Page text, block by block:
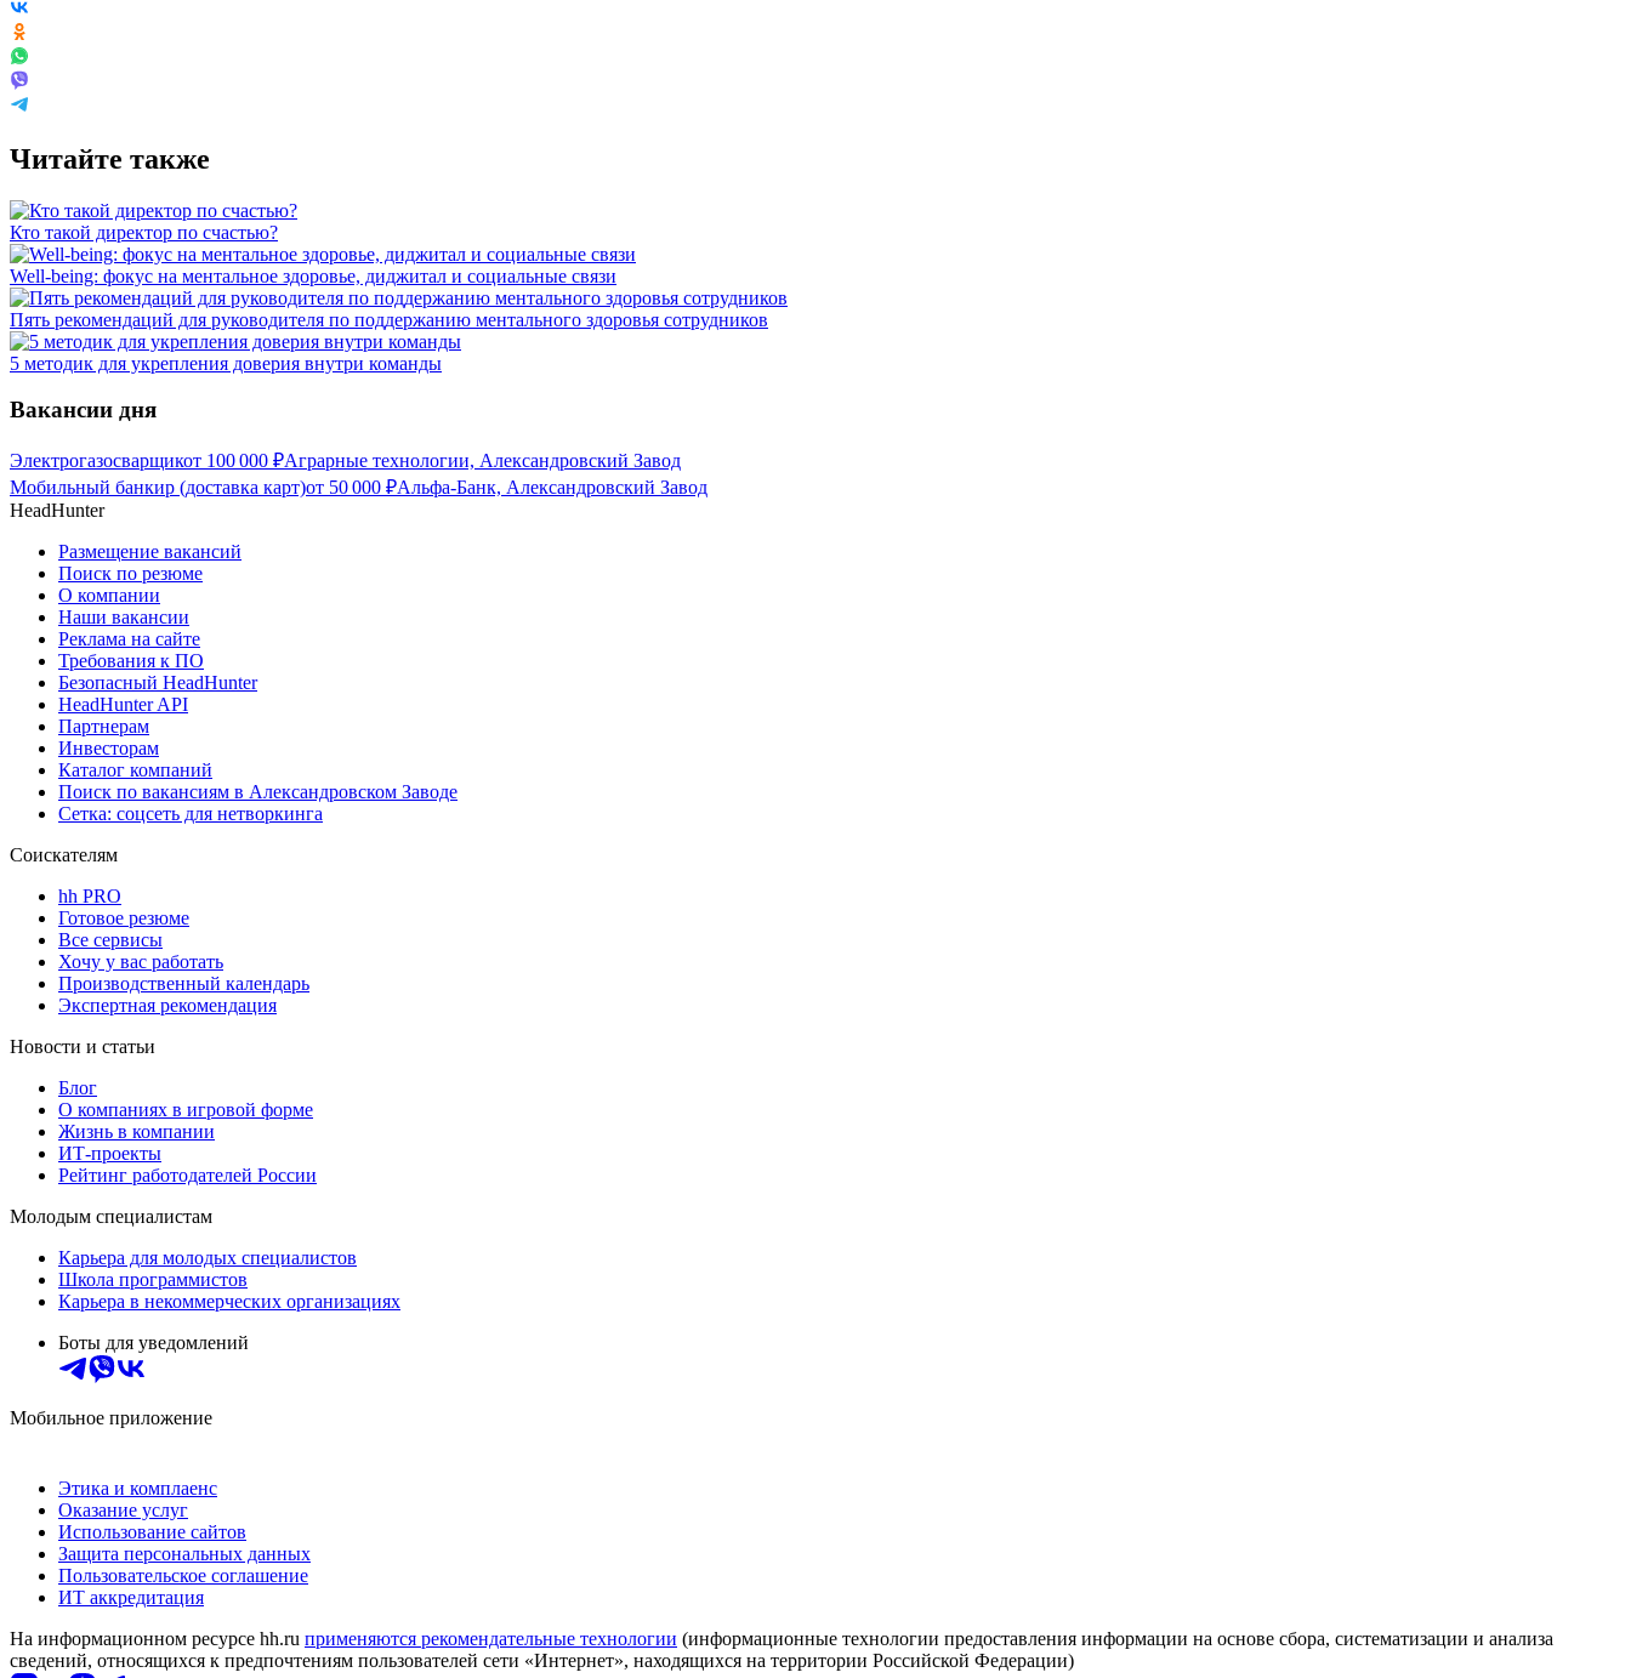
Читайте также
Кто такой директор по счастью?
Well-being: фокус на ментальное здоровье, диджитал и социальные связи
Пять рекомендаций для руководителя по поддержанию ментального здоровья сотрудников
5 методик для укрепления доверия внутри команды
Вакансии дня
Электрогазосварщикот 100 000 ₽Аграрные технологии, Александровский Завод
Мобильный банкир (доставка карт)от 50 000 ₽Альфа-Банк, Александровский Завод
HeadHunter
Размещение вакансий
Поиск по резюме
О компании
Наши вакансии
Реклама на сайте
Требования к ПО
Безопасный HeadHunter
HeadHunter API
Партнерам
Инвесторам
Каталог компаний
Поиск по вакансиям в Александровском Заводе
Сетка: соцсеть для нетворкинга
Соискателям
hh PRO
Готовое резюме
Все сервисы
Хочу у вас работать
Производственный календарь
Экспертная рекомендация
Новости и статьи
Блог
О компаниях в игровой форме
Жизнь в компании
ИТ-проекты
Рейтинг работодателей России
Молодым специалистам
Карьера для молодых специалистов
Школа программистов
Карьера в некоммерческих организациях
Боты для уведомлений
Мобильное приложение
Этика и комплаенс
Оказание услуг
Использование сайтов
Защита персональных данных
Пользовательское соглашение
ИТ аккредитация
На информационном ресурсе hh.ru применяются рекомендательные технологии (информационные технологии предоставления информации на основе сбора, систематизации и анализа
сведений, относящихся к предпочтениям пользователей сети «Интернет», находящихся на территории Российской Федерации)